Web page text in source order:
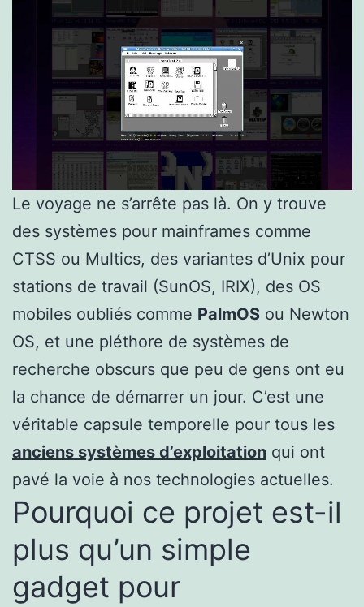
Le voyage ne s’arrête pas là. On y trouve
des systèmes pour mainframes comme
CTSS ou Multics, des variantes d’Unix pour
stations de travail (SunOS, IRIX), des OS
mobiles oubliés comme PalmOS ou Newton
OS, et une pléthore de systèmes de
recherche obscurs que peu de gens ont eu
la chance de démarrer un jour. C’est une
véritable capsule temporelle pour tous les
anciens systèmes d’exploitation qui ont
pavé la voie à nos technologies actuelles.
Pourquoi ce projet est-il
plus qu’un simple
gadget pour